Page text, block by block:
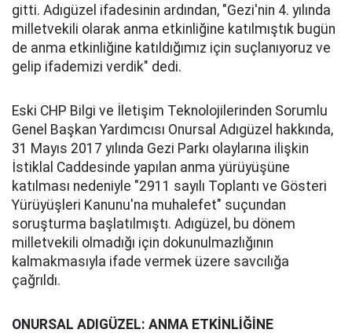
gitti. Adıgüzel ifadesinin ardından, "Gezi'nin 4. yılında
milletvekili olarak anma etkinliğine katılmıştık bugün
de anma etkinliğine katıldığımız için suçlanıyoruz ve
gelip ifademizi verdik" dedi.
Eski CHP Bilgi ve İletişim Teknolojilerinden Sorumlu
Genel Başkan Yardımcısı Onursal Adıgüzel hakkında,
31 Mayıs 2017 yılında Gezi Parkı olaylarına ilişkin
İstiklal Caddesinde yapılan anma yürüyüşüne
katılması nedeniyle "2911 sayılı Toplantı ve Gösteri
Yürüyüşleri Kanunu'na muhalefet" suçundan
soruşturma başlatılmıştı. Adıgüzel, bu dönem
milletvekili olmadığı için dokunulmazlığının
kalmakmasıyla ifade vermek üzere savcılığa
çağrıldı.
ONURSAL ADIGÜZEL: ANMA ETKİNLİĞİNE